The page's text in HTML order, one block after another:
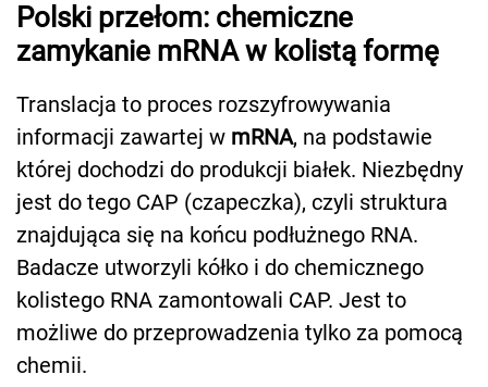
Polski przełom: chemiczne
zamykanie mRNA w kolistą formę
Translacja to proces rozszyfrowywania
informacji zawartej w mRNA, na podstawie
której dochodzi do produkcji białek. Niezbędny
jest do tego CAP (czapeczka), czyli struktura
znajdująca się na końcu podłużnego RNA.
Badacze utworzyli kółko i do chemicznego
kolistego RNA zamontowali CAP. Jest to
możliwe do przeprowadzenia tylko za pomocą
chemii.